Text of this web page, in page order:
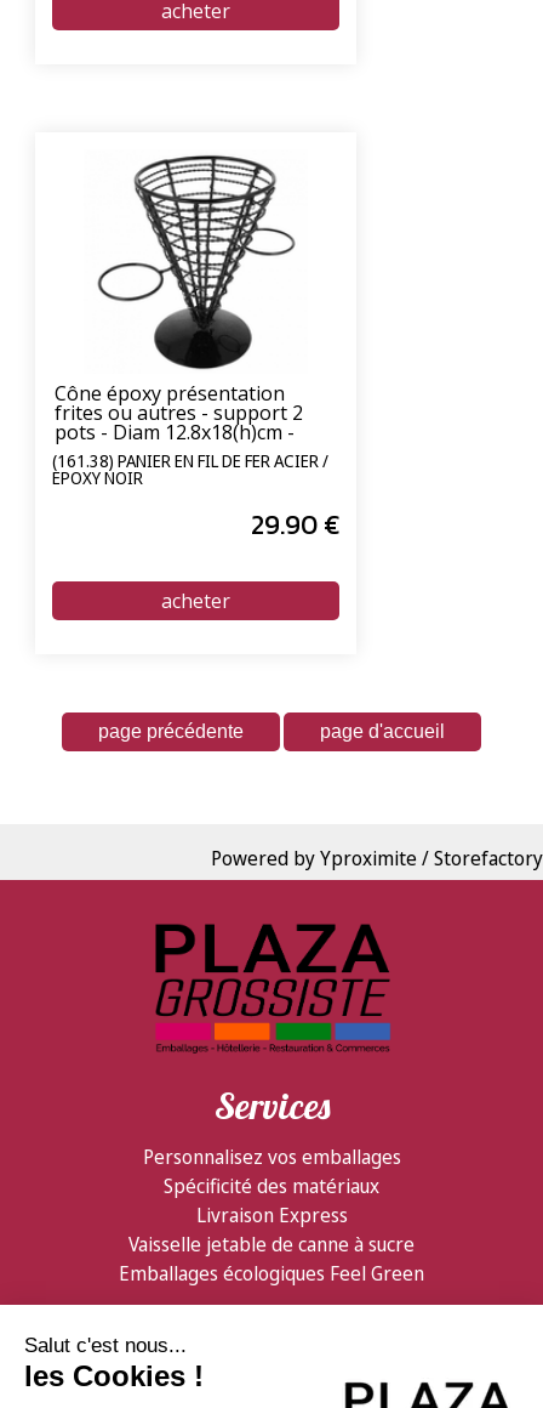
Cône époxy présentation
frites ou autres - support 2
pots - Diam 12.8x18(h)cm -
pack de 6
(161.38) PANIER EN FIL DE FER ACIER /
EPOXY NOIR
29.90€
Powered by Yproximite / Storefactory
Services
Personnalisez vos emballages
Spécificité des matériaux
Livraison Express
Vaisselle jetable de canne à sucre
Emballages écologiques Feel Green
Partenaires
Confiserie Foraine
Qui sommes nous ?